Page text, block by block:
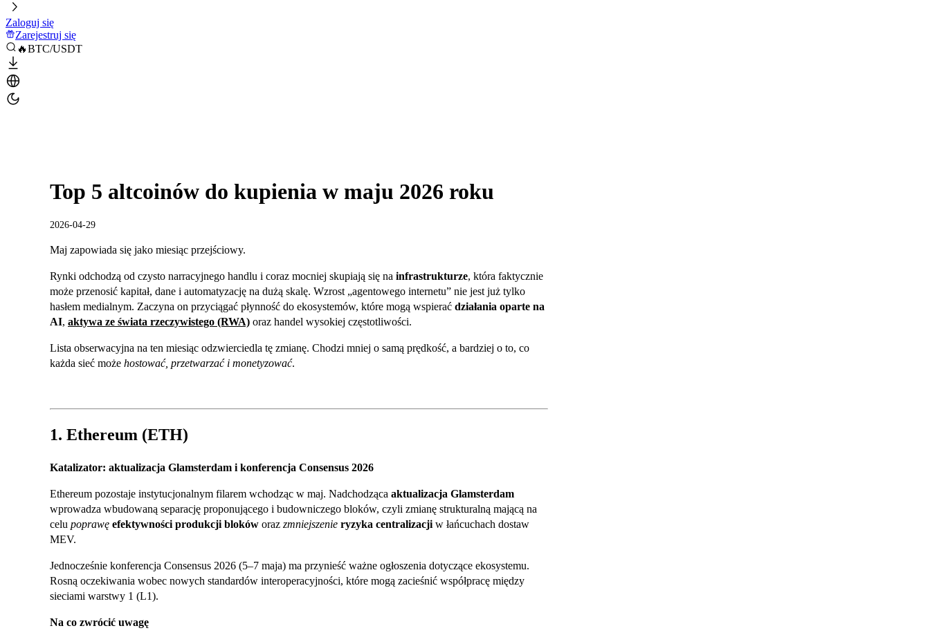
Zaloguj się
Zarejestruj się
🔥BTC/USDT
Top 5 altcoinów do kupienia w maju 2026 roku
2026-04-29
Maj zapowiada się jako miesiąc przejściowy.
Rynki odchodzą od czysto narracyjnego handlu i coraz mocniej skupiają się na infrastrukturze, która faktycznie
może przenosić kapitał, dane i automatyzację na dużą skalę. Wzrost „agentowego internetu” nie jest już tylko
hasłem medialnym. Zaczyna on przyciągać płynność do ekosystemów, które mogą wspierać działania oparte na
AI, aktywa ze świata rzeczywistego (RWA) oraz handel wysokiej częstotliwości.
Lista obserwacyjna na ten miesiąc odzwierciedla tę zmianę. Chodzi mniej o samą prędkość, a bardziej o to, co
każda sieć może hostować, przetwarzać i monetyzować.
1. Ethereum (ETH)
Katalizator: aktualizacja Glamsterdam i konferencja Consensus 2026
Ethereum pozostaje instytucjonalnym filarem wchodząc w maj. Nadchodząca aktualizacja Glamsterdam
wprowadza wbudowaną separację proponującego i budowniczego bloków, czyli zmianę strukturalną mającą na
celu poprawę efektywności produkcji bloków oraz zmniejszenie ryzyka centralizacji w łańcuchach dostaw
MEV.
Jednocześnie konferencja Consensus 2026 (5–7 maja) ma przynieść ważne ogłoszenia dotyczące ekosystemu.
Rosną oczekiwania wobec nowych standardów interoperacyjności, które mogą zacieśnić współpracę między
sieciami warstwy 1 (L1).
Na co zwrócić uwagę